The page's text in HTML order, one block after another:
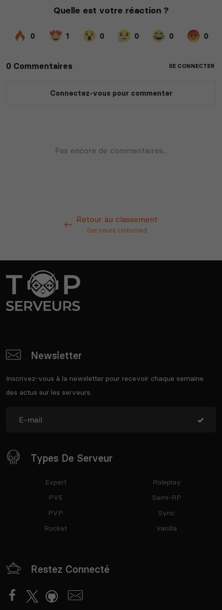
Retour au classement
Serveurs Unturned
Newsletter
Inscrivez-vous à la newsletter pour recevoir chaque semaine
des actus sur les serveurs.
Types De Serveur
Expert
PVE
PVP
Rocket
Roleplay
Semi-RP
Sync
Vanilla
Restez Connecté